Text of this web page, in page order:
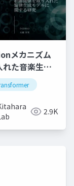
メカニズム
れた音楽生成
能評価に関
2.9K